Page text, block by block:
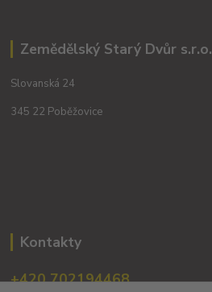
Zemědělský Starý Dvůr s.r.o.
Slovanská 24
345 22 Poběžovice
Kontakty
+420 702194468